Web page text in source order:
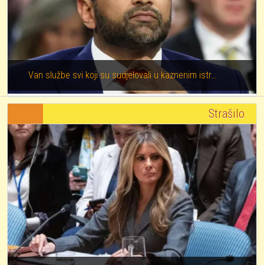
Van službe svi koji su sudjelovali u kaznenim istr…
Strašilo